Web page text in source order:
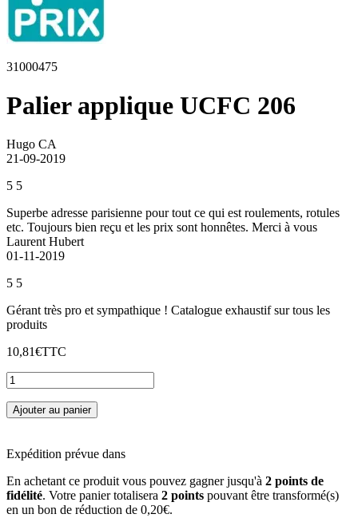
31000475
Palier applique UCFC 206
Hugo CA
21-09-2019
5 5
Superbe adresse parisienne pour tout ce qui est roulements, rotules
etc. Toujours bien reçu et les prix sont honnêtes. Merci à vous
Laurent Hubert
01-11-2019
5 5
Gérant très pro et sympathique ! Catalogue exhaustif sur tous les
produits
10,81€TTC
Ajouter au panier
Expédition prévue dans
En achetant ce produit vous pouvez gagner jusqu'à 2 points de
fidélité. Votre panier totalisera 2 points pouvant être transformé(s)
en un bon de réduction de 0,20€.